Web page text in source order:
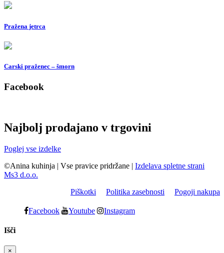
Pražena jetrca
Carski praženec – šmorn
Facebook
Najbolj prodajano v trgovini
Poglej vse izdelke
©Anina kuhinja | Vse pravice pridržane | Izdelava spletne strani
Ms3 d.o.o.
Piškotki
Politika zasebnosti Pogoji nakupa
Facebook Youtube Instagram
Išči
×